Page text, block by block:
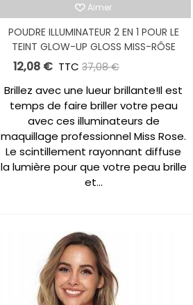
Aimer
POUDRE ILLUMINATEUR 2 EN 1 POUR LE
TEINT GLOW-UP GLOSS MISS-RÔSE
12,08 € TTC 37,08 €
Brillez avec une lueur brillante!Il est
temps de faire briller votre peau
avec ces illuminateurs de
maquillage professionnel Miss Rose.
Le scintillement rayonnant diffuse
la lumière pour que votre peau brille
et...